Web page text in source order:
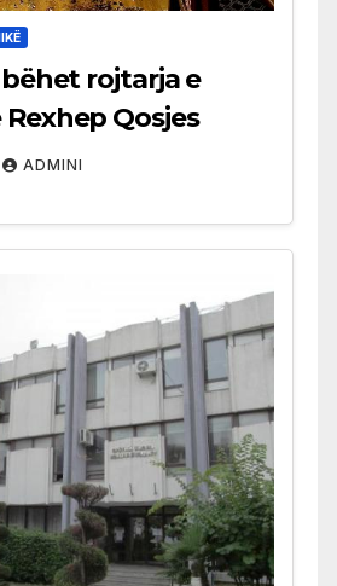
rojtarja e
Qosjes
ADMINI